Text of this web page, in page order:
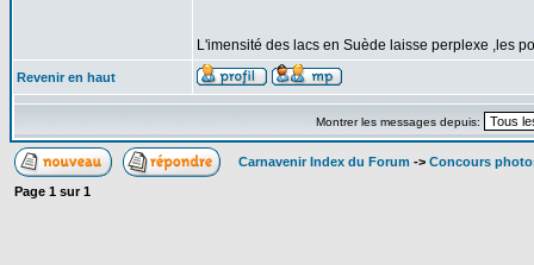
L'imensité des lacs en Suède laisse perplexe ,les
Revenir en haut
Montrer les messages depuis:
Carnavenir Index du Forum -> Concours
Page 1 sur1